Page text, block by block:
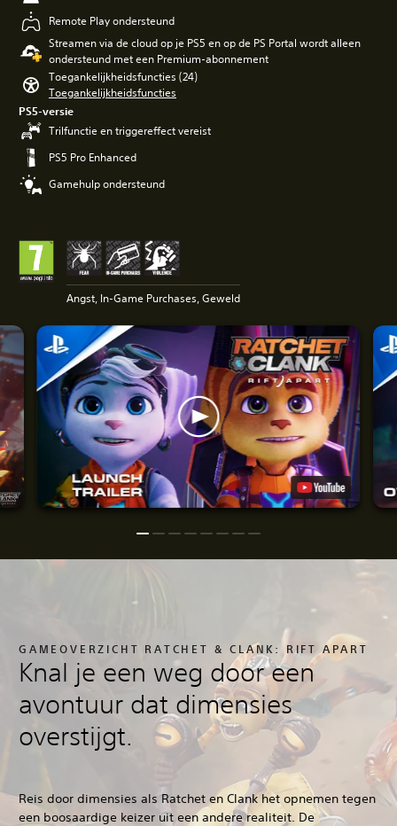
Remote Play ondersteund
Streamen via de cloud op je PS5 en op de PS Portal wordt alleen
ondersteund met een Premium-abonnement
Toegankelijkheidsfuncties (24)
Toegankelijkheidsfuncties
PS5-versie
Trilfunctie en triggereffect vereist
PS5 Pro Enhanced
Gamehulp ondersteund
Angst, In-Game Purchases, Geweld
GAMEOVERZICHT RATCHET & CLANK: RIFT APART
Knal je een weg door een
avontuur dat dimensies
overstijgt.
Reis door dimensies als Ratchet en Clank het opnemen tegen
een boosaardige keizer uit een andere realiteit. De